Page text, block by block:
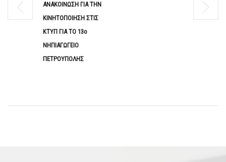
ΑΝΑΚΟΙΝΩΣΗ ΓΙΑ ΤHN
ΚΙΝΗΤΟΠΟΙΗΣΗ ΣΤΙΣ
ΚΤΥΠ ΓΙΑ ΤΟ 13ο
ΝΗΠΙΑΓΩΓΕΙΟ
ΠΕΤΡΟΥΠΟΛΗΣ